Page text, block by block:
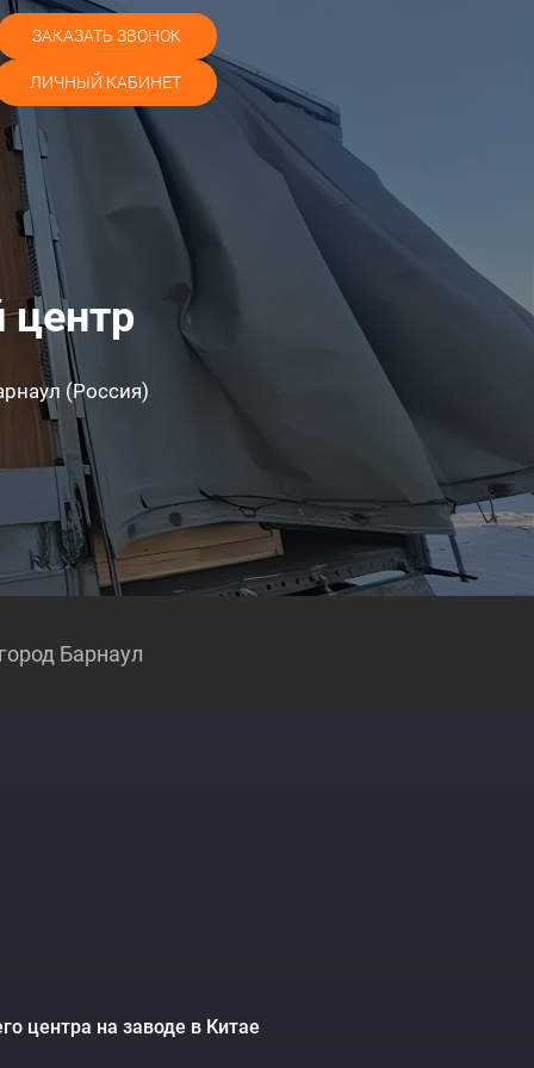
ЗАКАЗАТЬ ЗВОНОК
ЛИЧНЫЙ КАБИНЕТ
(Россия)
Барнаул
центра на заводе в Китае